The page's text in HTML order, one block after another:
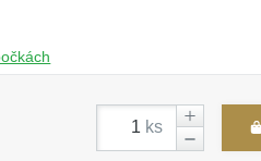
ks